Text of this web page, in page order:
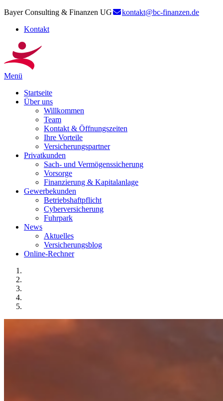
Bayer Consulting & Finanzen UG
kontakt@bc-finanzen.de
Kontakt
Menü
Startseite
Über uns
Willkommen
Team
Kontakt & Öffnungszeiten
Ihre Vorteile
Versicherungspartner
Privatkunden
Sach- und Vermögenssicherung
Vorsorge
Finanzierung & Kapitalanlage
Gewerbekunden
Betriebshaftpflicht
Cyberversicherung
Fuhrpark
News
Aktuelles
Versicherungsblog
Online-Rechner